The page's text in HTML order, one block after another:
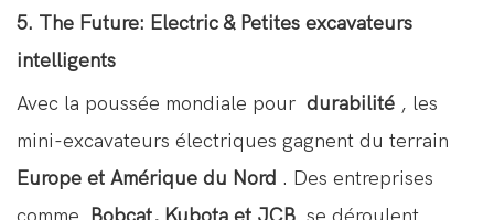
5. The Future: Electric & Petites excavateurs
intelligents
Avec la poussée mondiale pour durabilité , les
mini-excavateurs électriques gagnent du terrain
Europe et Amérique du Nord . Des entreprises